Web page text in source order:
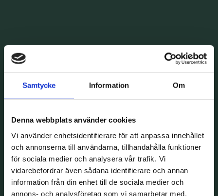
Samtycke Information Om
Denna webbplats använder cookies
Vi använder enhetsidentifierare för att anpassa innehållet
och annonserna till användarna, tillhandahålla funktioner
för sociala medier och analysera vår trafik. Vi
vidarebefordrar även sådana identifierare och annan
information från din enhet till de sociala medier och
annons- och analysföretag som vi samarbetar med.